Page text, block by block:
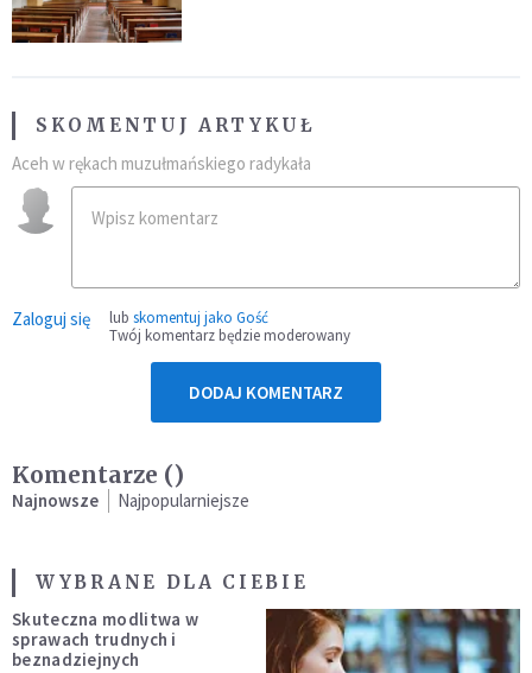
SKOMENTUJ ARTYKUŁ
Aceh w rękach muzułmańskiego radykała
Zaloguj się lub skomentuj jako Gość
Twój komentarz będzie moderowany
DODAJ KOMENTARZ
Komentarze ()
Najnowsze Najpopularniejsze
WYBRANE DLA CIEBIE
Skuteczna modlitwa w
sprawach trudnych i
beznadziejnych